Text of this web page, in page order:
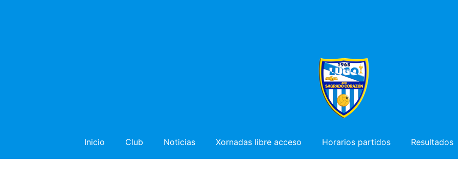
Inicio Club Noticias Xornadas libre acceso Horarios partidos Resultados